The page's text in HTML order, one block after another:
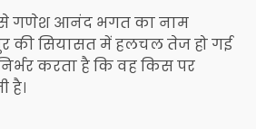
से गणेश आनंद भगत का नाम
सियासत में हलचल तेज हो गई
करता है कि वह किस पर
है।